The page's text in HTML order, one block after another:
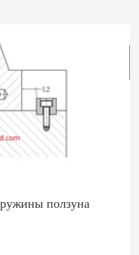
ползуна